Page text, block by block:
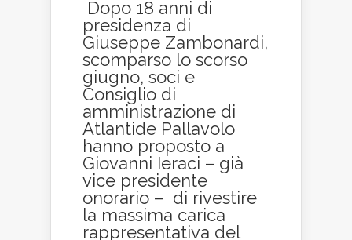
Dopo 18 anni di
presidenza di
Giuseppe Zambonardi,
scomparso lo scorso
giugno, soci e
Consiglio di
amministrazione di
Atlantide Pallavolo
hanno proposto a
Giovanni Ieraci – già
vice presidente
onorario – di rivestire
la massima carica
rappresentativa del